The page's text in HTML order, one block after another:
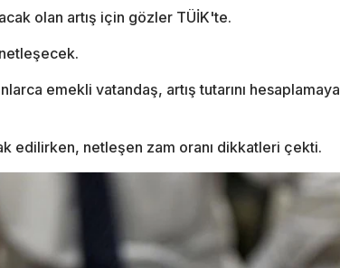
olan artış için gözler TÜİK'te.
emekli vatandaş, artış tutarını hesaplamaya
edilirken, netleşen zam oranı dikkatleri çekti.